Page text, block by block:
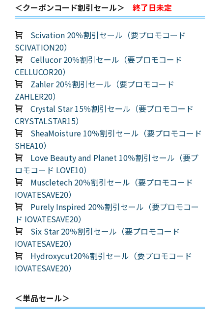
＜クーポンコード割引セール＞ 終了日未定
Scivation 20％割引セール（要プロモコード
SCIVATION20）
Cellucor 20％割引セール（要プロモコード
CELLUCOR20）
Zahler 20％割引セール（要プロモコード
ZAHLER20）
Crystal Star 15％割引セール（要プロモコード
CRYSTALSTAR15）
SheaMoisture 10％割引セール（要プロモコード
SHEA10）
Love Beauty and Planet 10％割引セール（要プ
ロモコード LOVE10）
Muscletech 20％割引セール（要プロモコード
IOVATESAVE20）
Purely Inspired 20％割引セール（要プロモコー
ド IOVATESAVE20）
Six Star 20％割引セール（要プロモコード
IOVATESAVE20）
Hydroxycut20％割引セール（要プロモコード
IOVATESAVE20）
＜単品セール＞